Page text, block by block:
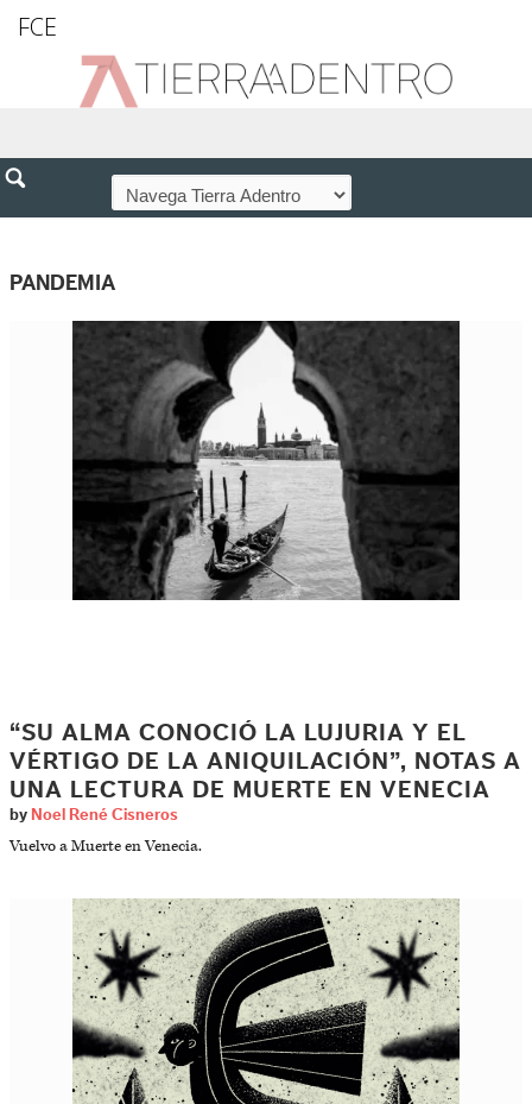
FCE
PANDEMIA
“SU ALMA CONOCIÓ LA LUJURIA Y EL
VÉRTIGO DE LA ANIQUILACIÓN”, NOTAS A
UNA LECTURA DE MUERTE EN VENECIA
by Noel René Cisneros
Vuelvo a Muerte en Venecia.